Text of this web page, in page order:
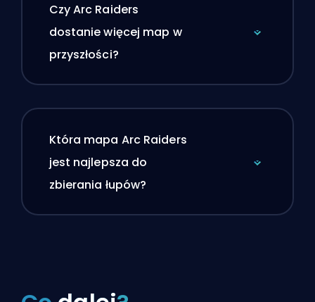
Czy Arc Raiders
dostanie więcej map w
przyszłości?
Która mapa Arc Raiders
jest najlepsza do
zbierania łupów?